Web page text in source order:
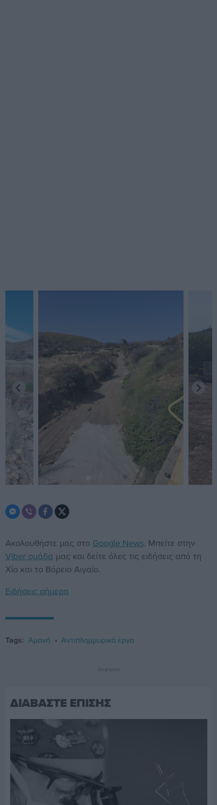
Ακολουθήστε μας στο Google News. Μπείτε στην
Viber ομάδα μας και δείτε όλες τις ειδήσεις από τη
Χίο και το Βόρειο Αιγαίο.
Ειδήσεις σήμερα
Tags: Αμανή Αντιπλημμυρικά έργα
Διαφήμιση
ΔΙΑΒΑΣΤΕ ΕΠΙΣΗΣ